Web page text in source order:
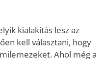
kialakítás lesz az
kell választani, hogy
Ahol még a